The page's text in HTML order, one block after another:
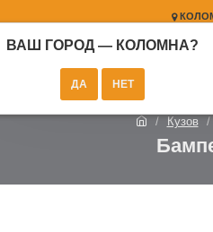
ВАШ ГОРОД — КОЛОМНА?
Кузов